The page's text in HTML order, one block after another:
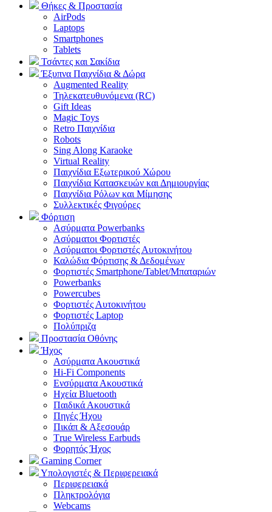
Θήκες & Προστασία
AirPods
Laptops
Smartphones
Tablets
Τσάντες και Σακίδια
Έξυπνα Παιχνίδια & Δώρα
Augmented Reality
Τηλεκατευθυνόμενα (RC)
Gift Ideas
Magic Toys
Retro Παιχνίδια
Robots
Sing Along Karaoke
Virtual Reality
Παιχνίδια Εξωτερικού Χώρου
Παιχνίδια Κατασκευών και Δημιουργίας
Παιχνίδια Ρόλων και Μίμησης
Συλλεκτικές Φιγούρες
Φόρτιση
Ασύρματα Powerbanks
Aσύρματοι Φορτιστές
Ασύρματοι Φορτιστές Αυτοκινήτου
Καλώδια Φόρτισης & Δεδομένων
Φορτιστές Smartphone/Tablet/Μπαταριών
Powerbanks
Powercubes
Φορτιστές Αυτοκινήτου
Φορτιστές Laptop
Πολύπριζα
Προστασία Οθόνης
Ήχος
Ασύρματα Ακουστικά
Hi-Fi Components
Ενσύρματα Ακουστικά
Ηχεία Bluetooth
Παιδικά Ακουστικά
Πηγές Ήχου
Πικάπ & Αξεσουάρ
Τrue Wireless Earbuds
Φορητός Ήχος
Gaming Corner
Υπολογιστές & Περιφερειακά
Περιφερειακά
Πληκτρολόγια
Webcams